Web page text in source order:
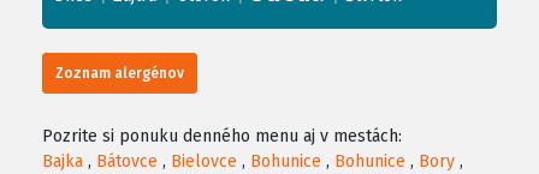
Zoznam alergénov
Pozrite si ponuku denného menu aj v mestách:
Bajka , Bátovce , Bielovce , Bohunice , Bohunice , Bory ,